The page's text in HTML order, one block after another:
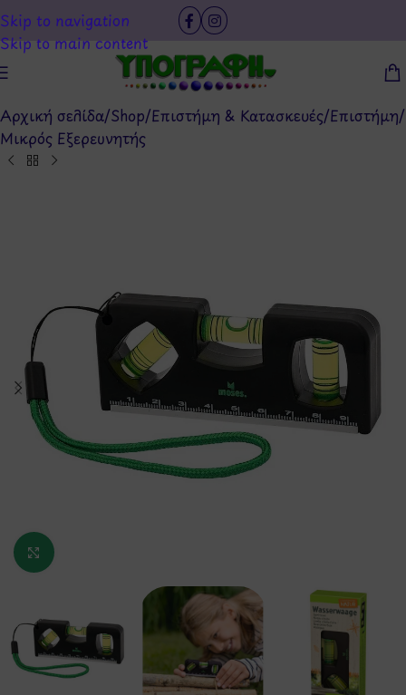
Skip to navigation
Skip to main content
Αρχική σελίδα/Shop/Επιστήμη & Κατασκευές/Επιστήμη/
Μικρός Εξερευνητής
Κάντε κλικ για μεγέθυνση